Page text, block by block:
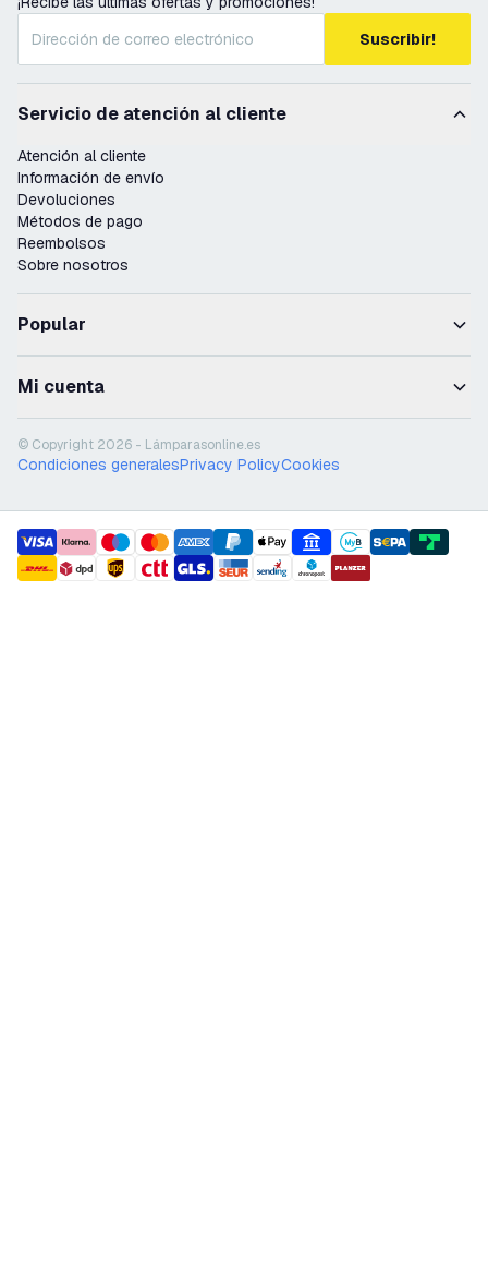
Suscribir!
Servicio de atención al cliente
Atención al cliente
Información de envío
Devoluciones
Métodos de pago
Reembolsos
Sobre nosotros
Popular
Mi cuenta
© Copyright 2026 - Lámparasonline.es
Condiciones generalesPrivacy PolicyCookies
payment methods
shipment methods